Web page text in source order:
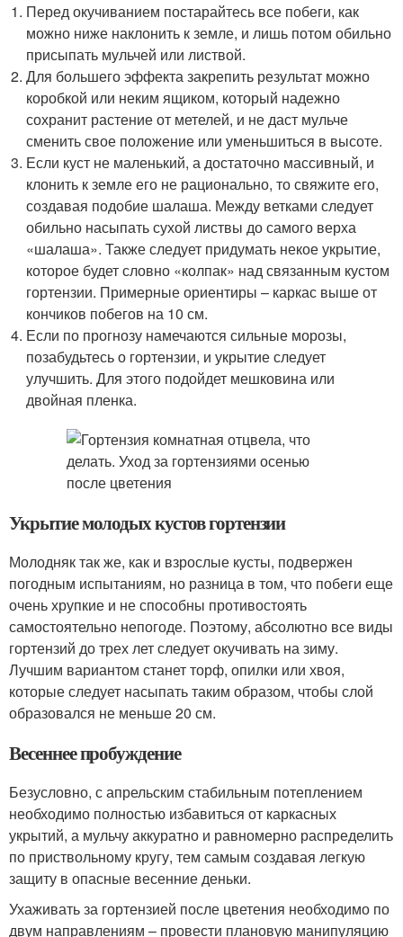
Перед окучиванием постарайтесь все побеги, как
можно ниже наклонить к земле, и лишь потом обильно
присыпать мульчей или листвой.
Для большего эффекта закрепить результат можно
коробкой или неким ящиком, который надежно
сохранит растение от метелей, и не даст мульче
сменить свое положение или уменьшиться в высоте.
Если куст не маленький, а достаточно массивный, и
клонить к земле его не рационально, то свяжите его,
создавая подобие шалаша. Между ветками следует
обильно насыпать сухой листвы до самого верха
«шалаша». Также следует придумать некое укрытие,
которое будет словно «колпак» над связанным кустом
гортензии. Примерные ориентиры – каркас выше от
кончиков побегов на 10 см.
Если по прогнозу намечаются сильные морозы,
позабудьтесь о гортензии, и укрытие следует
улучшить. Для этого подойдет мешковина или
двойная пленка.
Укрытие молодых кустов гортензии
Молодняк так же, как и взрослые кусты, подвержен
погодным испытаниям, но разница в том, что побеги еще
очень хрупкие и не способны противостоять
самостоятельно непогоде. Поэтому, абсолютно все виды
гортензий до трех лет следует окучивать на зиму.
Лучшим вариантом станет торф, опилки или хвоя,
которые следует насыпать таким образом, чтобы слой
образовался не меньше 20 см.
Весеннее пробуждение
Безусловно, с апрельским стабильным потеплением
необходимо полностью избавиться от каркасных
укрытий, а мульчу аккуратно и равномерно распределить
по приствольному кругу, тем самым создавая легкую
защиту в опасные весенние деньки.
Ухаживать за гортензией после цветения необходимо по
двум направлениям – провести плановую манипуляцию